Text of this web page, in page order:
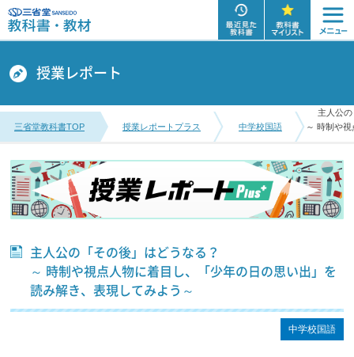
授業レポート
三省堂教科書TOP 授業レポートプラス 中学校国語
主人公
～ 時制や
主人公の「その後」はどうなる？
～ 時制や視点人物に着目し、「少年の日の思い出」を
読み解き、表現してみよう～
中学校国語